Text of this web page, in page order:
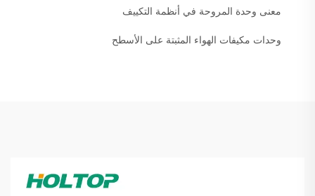
معنى وحدة المروحة في أنظمة التكييف
وحدات مكيفات الهواء المثبتة على الأسطح